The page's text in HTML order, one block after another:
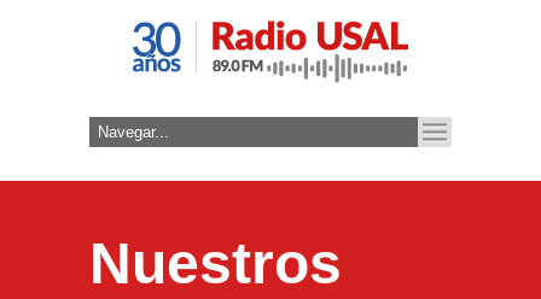
Nuestros